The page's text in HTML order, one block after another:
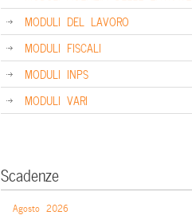
MODULI DEL LAVORO
MODULI FISCALI
MODULI INPS
MODULI VARI
Scadenze
Agosto 2026